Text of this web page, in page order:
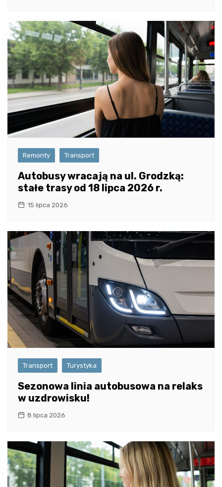
Remonty Transport
Autobusy wracają na ul. Grodzką:
stałe trasy od 18 lipca 2026 r.
15 lipca 2026
Transport Turystyka
Sezonowa linia autobusowa na relaks
w uzdrowisku!
8 lipca 2026